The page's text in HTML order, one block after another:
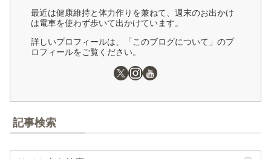
最近は健康維持と体力作りを兼ねて、週末のお出かけ
は電車を使わず歩いて出かけています。
詳しいプロフィールは、「このブログについて」のプ
ロフィールをご覧ください。
記事検索